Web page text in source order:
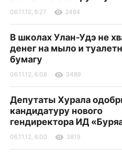
06.11.12, 6:27 2484
В школах Улан-Удэ не
денег на мыло и
бумагу
06.11.12, 6:08 3489
Депутаты Хурала
кандидатуру нового
гендиректора ИД
06.11.12, 6:00 3819